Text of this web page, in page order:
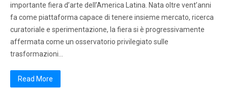
importante fiera d’arte dell’America Latina. Nata oltre vent’anni
fa come piattaforma capace di tenere insieme mercato, ricerca
curatoriale e sperimentazione, la fiera si è progressivamente
affermata come un osservatorio privilegiato sulle
trasformazioni…
Read More